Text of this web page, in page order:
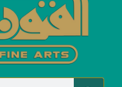
الامتحانية..
بجامعة ديالى
لمتابعة